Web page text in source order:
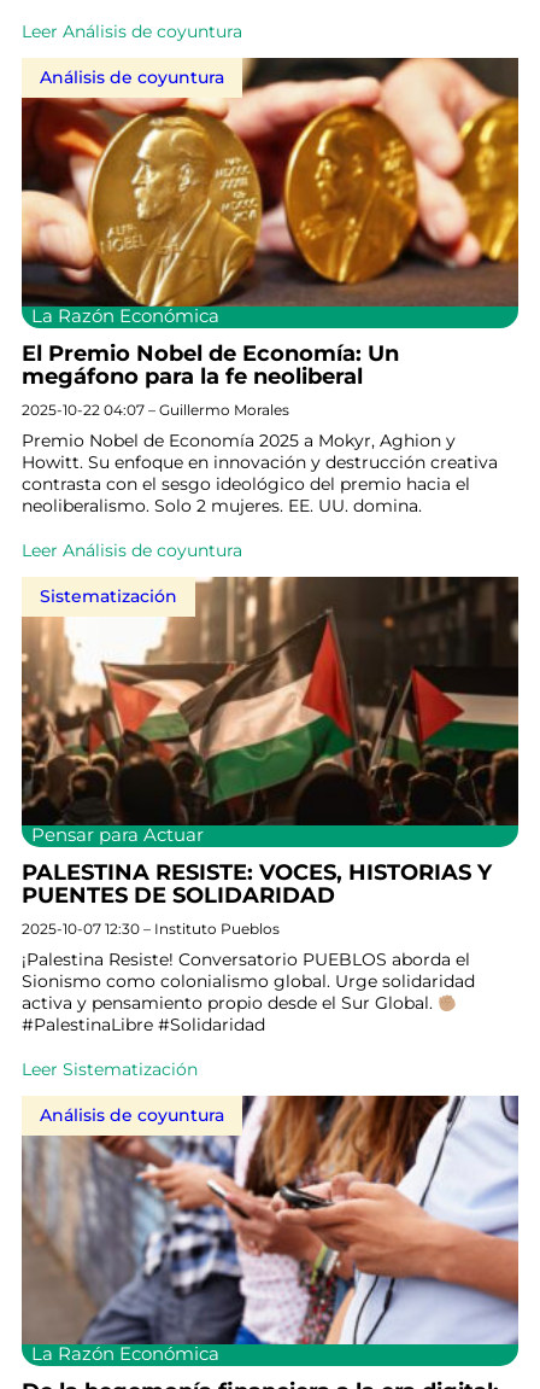
Leer Análisis de coyuntura
Análisis de coyuntura
La Razón Económica
El Premio Nobel de Economía: Un
megáfono para la fe neoliberal
2025-10-22 04:07 – Guillermo Morales
Premio Nobel de Economía 2025 a Mokyr, Aghion y
Howitt. Su enfoque en innovación y destrucción creativa
contrasta con el sesgo ideológico del premio hacia el
neoliberalismo. Solo 2 mujeres. EE. UU. domina.
Leer Análisis de coyuntura
Sistematización
Pensar para Actuar
PALESTINA RESISTE: VOCES, HISTORIAS Y
PUENTES DE SOLIDARIDAD
2025-10-07 12:30 – Instituto Pueblos
¡Palestina Resiste! Conversatorio PUEBLOS aborda el
Sionismo como colonialismo global. Urge solidaridad
activa y pensamiento propio desde el Sur Global.
#PalestinaLibre #Solidaridad
Leer Sistematización
Análisis de coyuntura
La Razón Económica